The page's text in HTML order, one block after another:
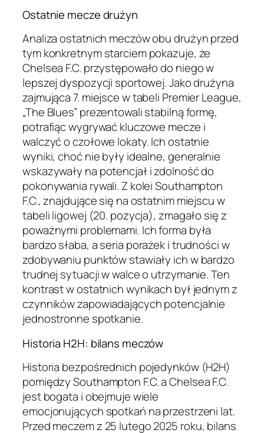
Ostatnie mecze drużyn
Analiza ostatnich meczów obu drużyn przed
tym konkretnym starciem pokazuje, że
Chelsea F.C. przystępowało do niego w
lepszej dyspozycji sportowej. Jako drużyna
zajmująca 7. miejsce w tabeli Premier League,
„The Blues” prezentowali stabilną formę,
potrafiąc wygrywać kluczowe mecze i
walczyć o czołowe lokaty. Ich ostatnie
wyniki, choć nie były idealne, generalnie
wskazywały na potencjał i zdolność do
pokonywania rywali. Z kolei Southampton
F.C., znajdujące się na ostatnim miejscu w
tabeli ligowej (20. pozycja), zmagało się z
poważnymi problemami. Ich forma była
bardzo słaba, a seria porażek i trudności w
zdobywaniu punktów stawiały ich w bardzo
trudnej sytuacji w walce o utrzymanie. Ten
kontrast w ostatnich wynikach był jednym z
czynników zapowiadających potencjalnie
jednostronne spotkanie.
Historia H2H: bilans meczów
Historia bezpośrednich pojedynków (H2H)
pomiędzy Southampton F.C. a Chelsea F.C.
jest bogata i obejmuje wiele
emocjonujących spotkań na przestrzeni lat.
Przed meczem z 25 lutego 2025 roku, bilans